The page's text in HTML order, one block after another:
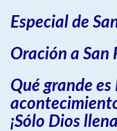
Especial de
Oración a San
Qué grande es
¡Sólo Dios